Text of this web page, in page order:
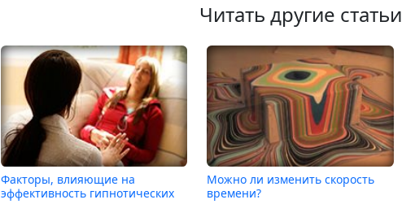
Читать другие статьи
Факторы, влияющие на
эффективность гипнотических
Можно ли изменить скорость
времени?